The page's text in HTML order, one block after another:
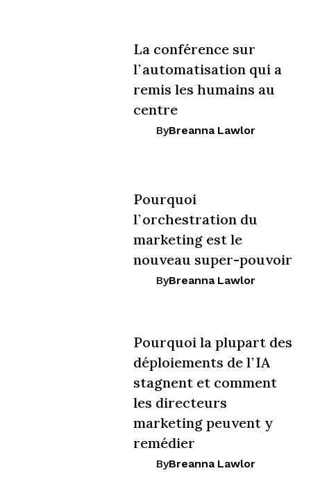
La conférence sur
l’automatisation qui a
remis les humains au
centre
ByBreanna Lawlor
Pourquoi
l’orchestration du
marketing est le
nouveau super-pouvoir
ByBreanna Lawlor
Pourquoi la plupart des
déploiements de l’IA
stagnent et comment
les directeurs
marketing peuvent y
remédier
ByBreanna Lawlor